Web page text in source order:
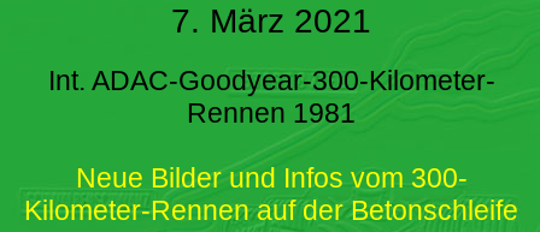
7. März 2021
Int. ADAC-Goodyear-300-Kilometer-
Rennen 1981
Neue Bilder und Infos vom 300-
Kilometer-Rennen auf der Betonschleife